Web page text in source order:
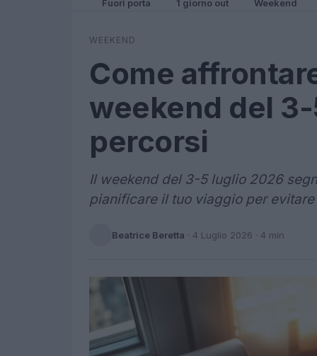
Fuori porta 1 giorno out Weekend
WEEKEND
Come
weekend del
percorsi
Il weekend del 3-5 luglio 2026
pianificare il tuo viaggio per
Beatrice Beretta · 4 Luglio 2026 · 4 min